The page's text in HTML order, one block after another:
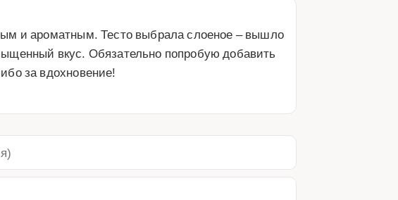
и ароматным. Тесто выбрала слоеное – вышло
вкус. Обязательно попробую добавить
за вдохновение!